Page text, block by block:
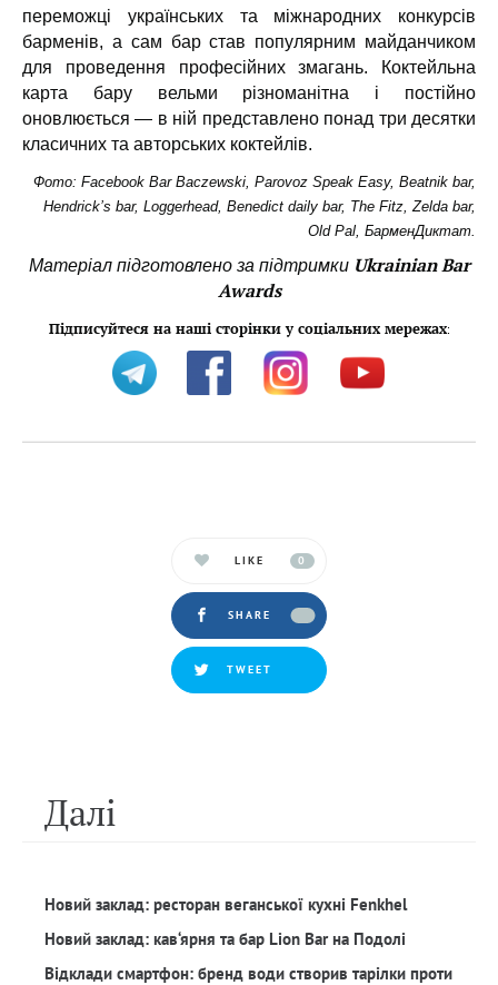
переможці українських та міжнародних конкурсів
барменів, а сам бар став популярним майданчиком
для проведення професійних змагань. Коктейльна
карта бару вельми різноманітна і постійно
оновлюється — в ній представлено понад три десятки
класичних та авторських коктейлів.
Фото: Facebook Bar Baczewski, Parovoz Speak Easy, Beatnik bar,
Hendrick’s bar, Loggerhead, Benedict daily bar, The Fitz, Zelda bar,
Old Pal, БарменДиктат.
Матеріал підготовлено за підтримки Ukrainian Bar
Awards
Підписуйтеся на наші сторінки у соціальних мережах:
LIKE 0
SHARE
TWEET
Далi
Новий заклад: ресторан веганської кухні Fenkhel
Новий заклад: кав‘ярня та бар Lion Bar на Подолі
Відклади смартфон: бренд води створив тарілки проти